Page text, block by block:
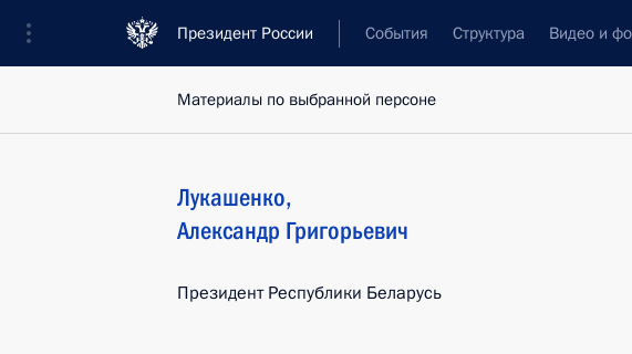
Президент России События Структура Видео и
Материалы по выбранной персоне
Лукашенко,
Александр Григорьевич
Президент Республики Беларусь